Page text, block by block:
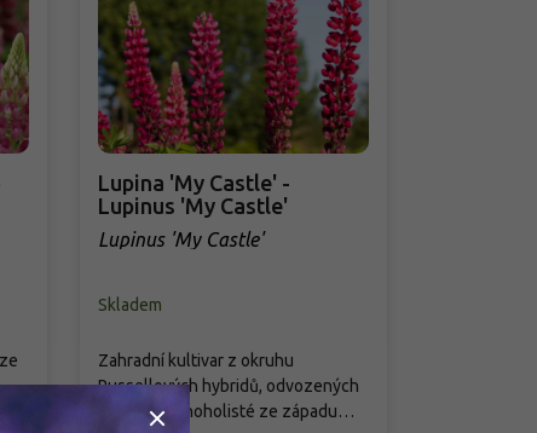
Lupina 'My Castle' -
Lupinus 'My Castle'
Lupinus 'My Castle'
Skladem
Zahradní kultivar z okruhu
Russellových hybridů, odvozených
od lupiny mnoholisté ze západu